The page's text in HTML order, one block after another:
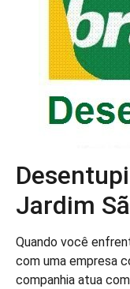
Jardim
Quando você
com uma empresa
companhia atua